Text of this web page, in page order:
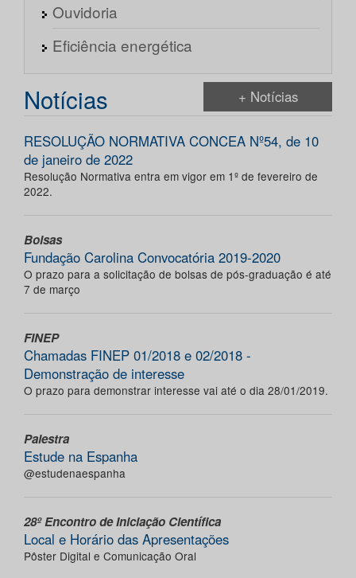
Ouvidoria
Eficiência energética
Notícias + Notícias
RESOLUÇÃO NORMATIVA CONCEA Nº54, de 10
de janeiro de 2022
Resolução Normativa entra em vigor em 1º de fevereiro de
2022.
Bolsas
Fundação Carolina Convocatória 2019-2020
O prazo para a solicitação de bolsas de pós-graduação é até
7 de março
FINEP
Chamadas FINEP 01/2018 e 02/2018 -
Demonstração de interesse
O prazo para demonstrar interesse vai até o dia 28/01/2019.
Palestra
Estude na Espanha
@estudenaespanha
28º Encontro de Iniciação Científica
Local e Horário das Apresentações
Pôster Digital e Comunicação Oral